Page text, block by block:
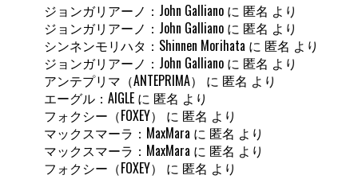
ジョンガリアーノ：John Galliano に 匿名 より
ジョンガリアーノ：John Galliano に 匿名 より
シンネンモリハタ：Shinnen Morihata に 匿名 より
ジョンガリアーノ：John Galliano に 匿名 より
アンテプリマ（ANTEPRIMA）
に 匿名 より
エーグル：AIGLE に 匿名 より
フォクシー（FOXEY）
に 匿名 より
マックスマーラ：MaxMara に 匿名 より
マックスマーラ：MaxMara に 匿名 より
フォクシー（FOXEY）
に 匿名 より